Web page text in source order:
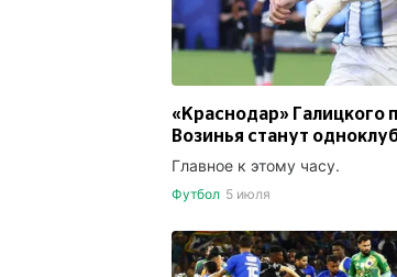
«Краснодар» Галицкого
Возинья станут
Главное к этому часу.
Футбол 5 июля